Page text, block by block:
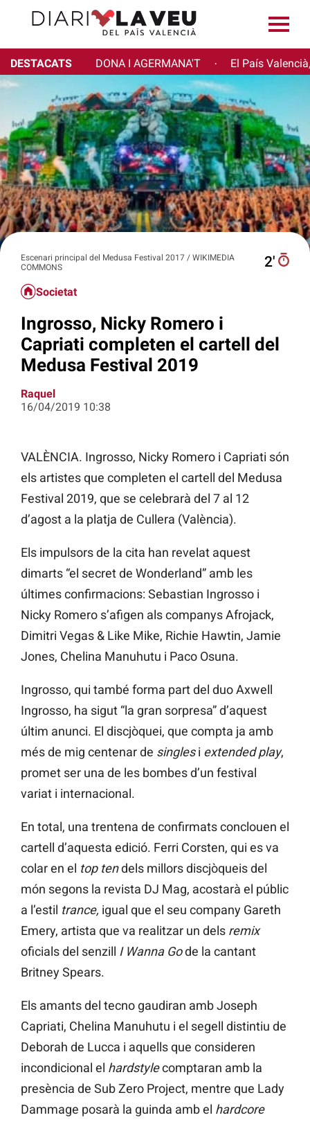
DESTACATS DONA I AGERMANA'T · El País
Escenari principal del Medusa Festival 2017 / WIKIMEDIA
COMMONS
2′
Societat
Ingrosso, Nicky Romero i
Capriati completen el cartell del
Medusa Festival 2019
Raquel
16/04/2019 10:38
VALÈNCIA. Ingrosso, Nicky Romero i Capriati són
els artistes que completen el cartell del Medusa
Festival 2019, que se celebrarà del 7 al 12
d’agost a la platja de Cullera (València).
Els impulsors de la cita han revelat aquest
dimarts “el secret de Wonderland” amb les
últimes confirmacions: Sebastian Ingrosso i
Nicky Romero s’afigen als companys Afrojack,
Dimitri Vegas & Like Mike, Richie Hawtin, Jamie
Jones, Chelina Manuhutu i Paco Osuna.
Ingrosso, qui també forma part del duo Axwell
Ingrosso, ha sigut “la gran sorpresa” d’aquest
últim anunci. El discjòquei, que compta ja amb
més de mig centenar de singlesi extended play,
promet ser una de les bombes d’un festival
variat i internacional.
En total, una trentena de confirmats conclouen el
cartell d’aquesta edició. Ferri Corsten, qui es va
colar en el top tendels millors discjòqueis del
món segons la revista DJ Mag, acostarà el públic
a l’estil trance, igual que el seu company Gareth
Emery, artista que va realitzar un dels remix
oficials del senzill I Wanna Gode la cantant
Britney Spears.
Els amants del tecno gaudiran amb Joseph
Capriati, Chelina Manuhutu i el segell distintiu de
Deborah de Lucca i aquells que consideren
incondicional el hardstylecomptaran amb la
presència de Sub Zero Project, mentre que Lady
Dammage posarà la guinda amb el hardcore